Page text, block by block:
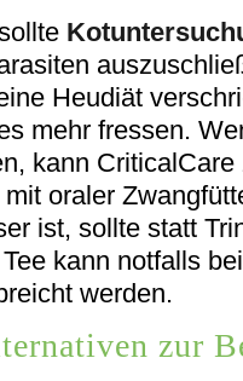
Heudiät
mehr fressen.
kann
oraler
ist, sollte statt
kann notfalls
werden.
zur